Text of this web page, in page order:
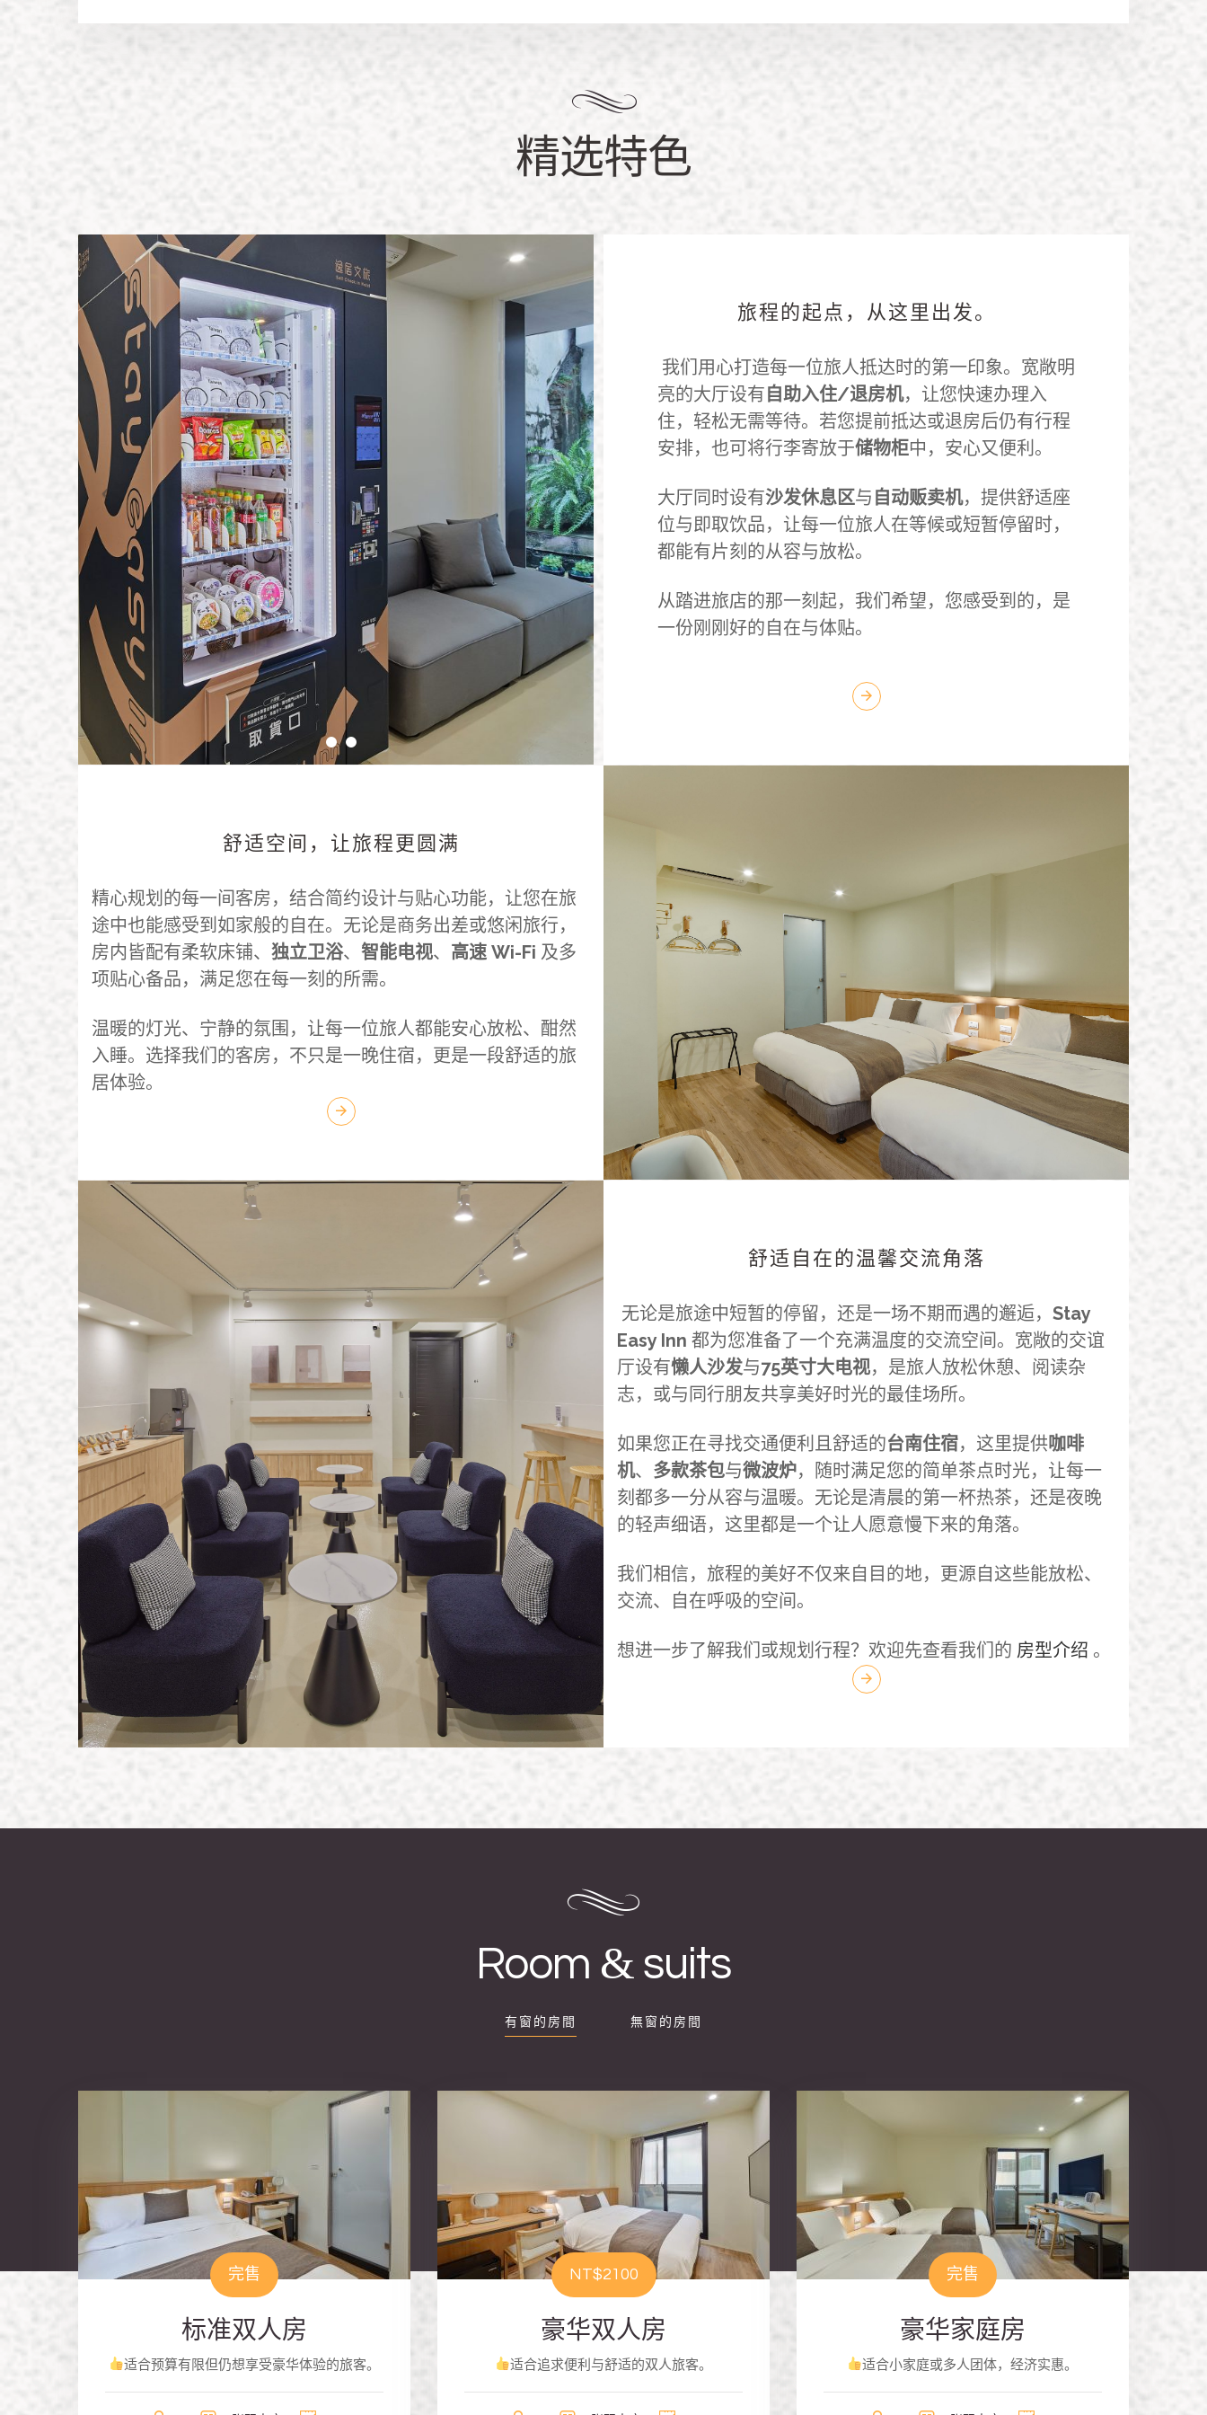
精选特色
旅程的起点，从这里出发。
我们用心打造每一位旅人抵达时的第一印象。宽敞明
亮的大厅设有 自助入住/退房机，让您快速办理入
住，轻松无需等待。若您提前抵达或退房后仍有行程
安排，也可将行李寄放于储物柜中，安心又便利。
大厅同时设有沙发休息区与 自动贩卖机，提供舒适座
位与即取饮品，让每一位旅人在等候或短暂停留时，
都能有片刻的从容与放松。
从踏进旅店的那一刻起，我们希望，您感受到的，是
一份刚刚好的自在与体贴。
舒适空间，让旅程更圆满
精心规划的每一间客房，结合简约设计与贴心功能，让您在旅
途中也能感受到如家般的自在。无论是商务出差或悠闲旅行，
房内皆配有柔软床铺、 独立卫浴、 智能电视、 高速 Wi-Fi 及多
项贴心备品，满足您在每一刻的所需。
温暖的灯光、宁静的氛围，让每一位旅人都能安心放松、酣然
入睡。选择我们的客房，不只是一晚住宿，更是一段舒适的旅
居体验。
舒适自在的温馨交流角落
无论是旅途中短暂的停留，还是一场不期而遇的邂逅， Stay
Easy Inn 都为您准备了一个充满温度的交流空间。宽敞的交谊
厅设有懒人沙发与75英寸大电视，是旅人放松休憩、阅读杂
志，或与同行朋友共享美好时光的最佳场所。
如果您正在寻找交通便利且舒适的台南住宿，这里提供咖啡
机、 多款茶包与微波炉，随时满足您的简单茶点时光，让每一
刻都多一分从容与温暖。无论是清晨的第一杯热茶，还是夜晚
的轻声细语，这里都是一个让人愿意慢下来的角落。
我们相信，旅程的美好不仅来自目的地，更源自这些能放松、
交流、自在呼吸的空间。
想进一步了解我们或规划行程？欢迎先查看我们的 房型介绍 。
Room & suits
有窗的房間 無窗的房間
完售
标准双人房
适合预算有限但仍想享受豪华体验的旅客。
NT$2100
豪华双人房
适合追求便利与舒适的双人旅客。
完售
豪华家庭房
适合小家庭或多人团体，经济实惠。